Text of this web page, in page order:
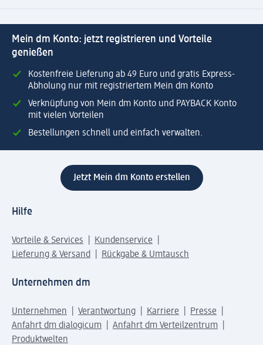
Mein dm Konto: jetzt registrieren und Vorteile
genießen
Kostenfreie Lieferung ab 49 Euro und gratis Express-
Abholung nur mit registriertem Mein dm Konto
Verknüpfung von Mein dm Konto und PAYBACK Konto
mit vielen Vorteilen
Bestellungen schnell und einfach verwalten.
Jetzt Mein dm Konto erstellen
Hilfe
Vorteile & Services
Kundenservice
Lieferung & Versand
Rückgabe & Umtausch
Unternehmen dm
Unternehmen Verantwortung Karriere
Presse
Anfahrt dm dialogicum
Anfahrt dm Verteilzentrum
Produktwelten